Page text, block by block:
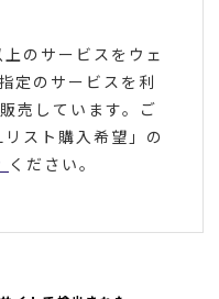
のサービスをウェ
定のサービスを利
売しています。ご
スト購入希望」の
ください。